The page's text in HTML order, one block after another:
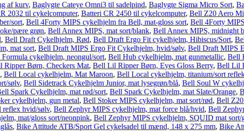
af kurv, Baglygte Cateye Omni3 til sadelpind, Baglygte Sigma Micro Sort,
2032 til cykelcomputer, Batteri CR 2450 til cykelcomputer, Bell Z20 Aero
sort, Bell 4Forty MIPS cykelhjelm fra Bell, mat-gloss sort, Bell 4Forty
pære grøn, Bell Annex MIPS, mat sort/blank, Bell Annex MIPS, midnight
, Bell Draft Cykelhjelm, Rød, Bell Draft Ergo Fit cykelhjelm, Hibiscus/Sort,
mat sort, Bell Draft MIPS Ergo Fit Cykelhjelm, hvid/sølv, Bell Draft MIPS
cykelhjelm, neongul/sort, Bell Hub cykelhjelm, mat gunmetallic, Bell
Ripper Børn, Checkers Mat, Bell Lil Ripper Børn, Eyes Gloss Berry, Bell Lil
, Bell Local cykelhjelm, Mat Maroon, Bell Local cykelhjelm, titanium/sort
sølv, Bell Sidetrack Cykelhjelm Junior, mat lysegrøn/blå, Bell Soul W
Spark Cykelhjelm, mat rød/sort, Bell Spark Cykelhjelm, mat Slate/Orange,
cykelhjelm, gun metal, Bell Stoker MIPS cykelhjelm, mat sort/rød, Bell
hvid/sølv, Bell Zephyr MIPS cykelhjelm, mat force blå/hvid, Bell
mat/gloss sort/neonpink, Bell Zephyr MIPS cykelhjelm, SQUID mat sort/
, Bike Attitude ATB/Sport Gel cykelsadel til mænd, 148 x 275 mm, Bike